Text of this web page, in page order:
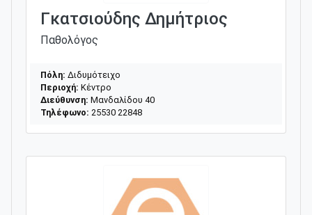
Γκατσιούδης Δημήτριος
Παθολόγος
Πόλη: Διδυμότειχο
Περιοχή: Κέντρο
Διεύθυνση: Μανδαλίδου 40
Τηλέφωνο: 25530 22848